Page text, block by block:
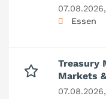
07.08.2026,
Essen
Treasury
Markets
07.08.2026,